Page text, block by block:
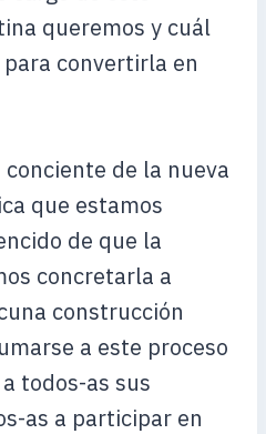
queremos y cuál
convertirla en
conciente de la nueva
que estamos
de que la
concretarla a
construcción
a este proceso
todos-as sus
as a participar en